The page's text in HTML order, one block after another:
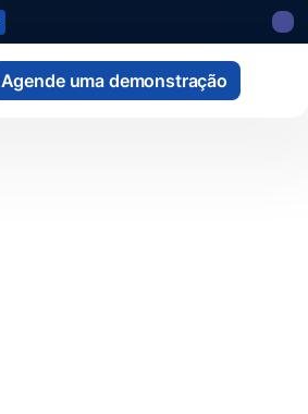
Agende uma demonstração